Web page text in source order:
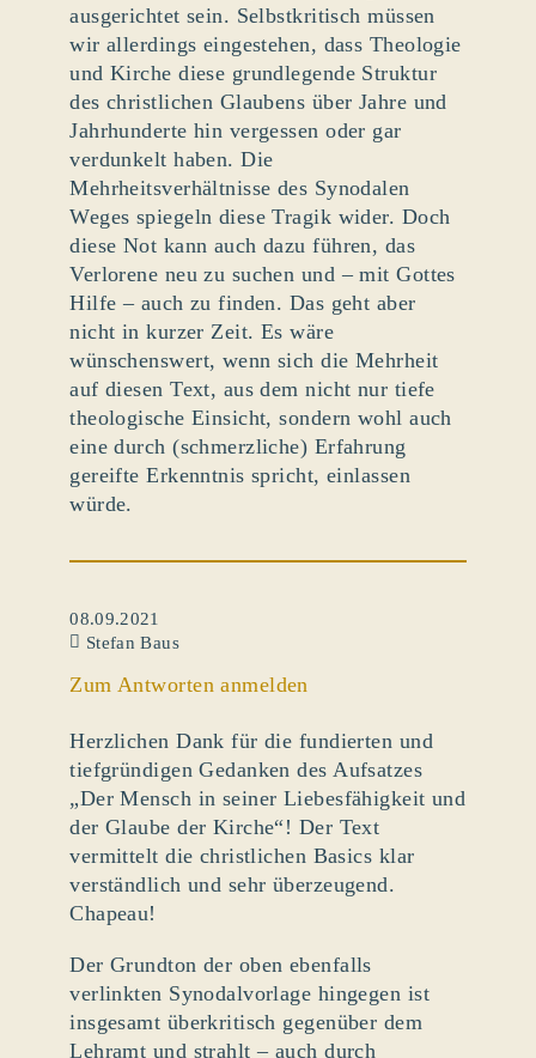
ausgerichtet sein. Selbstkritisch müssen
wir allerdings eingestehen, dass Theologie
und Kirche diese grundlegende Struktur
des christlichen Glaubens über Jahre und
Jahrhunderte hin vergessen oder gar
verdunkelt haben. Die
Mehrheitsverhältnisse des Synodalen
Weges spiegeln diese Tragik wider. Doch
diese Not kann auch dazu führen, das
Verlorene neu zu suchen und – mit Gottes
Hilfe – auch zu finden. Das geht aber
nicht in kurzer Zeit. Es wäre
wünschenswert, wenn sich die Mehrheit
auf diesen Text, aus dem nicht nur tiefe
theologische Einsicht, sondern wohl auch
eine durch (schmerzliche) Erfahrung
gereifte Erkenntnis spricht, einlassen
würde.
08.09.2021
Stefan Baus
Zum Antworten anmelden
Herzlichen Dank für die fundierten und
tiefgründigen Gedanken des Aufsatzes
„Der Mensch in seiner Liebesfähigkeit und
der Glaube der Kirche“! Der Text
vermittelt die christlichen Basics klar
verständlich und sehr überzeugend.
Chapeau!
Der Grundton der oben ebenfalls
verlinkten Synodalvorlage hingegen ist
insgesamt überkritisch gegenüber dem
Lehramt und strahlt – auch durch